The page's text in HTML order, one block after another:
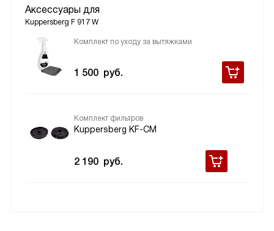
Аксессуары для
Kuppersberg F 917 W
Комплект по уходу за вытяжками
1 500 руб.
Комплект фильтров
Kuppersberg KF-CM
2 190 руб.